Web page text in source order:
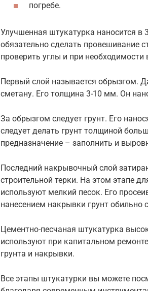
погребе.
Улучшенная штукатурка наносится
обязательно сделать провешивание
проверить углы и при
Первый слой называется обрызгом.
сметану. Его толщина 3-10 мм. Он
За обрызгом следует грунт. Его
следует делать грунт толщиной
предназначение – заполнить и
Последний накрывочный слой
строительной терки. На этом этапе
используют мелкий песок. Его
нанесением накрывки грунт обильно
Цементно-песчаная штукатурка
используют при капитальном
грунта и накрывки.
Все этапы штукатурки вы можете